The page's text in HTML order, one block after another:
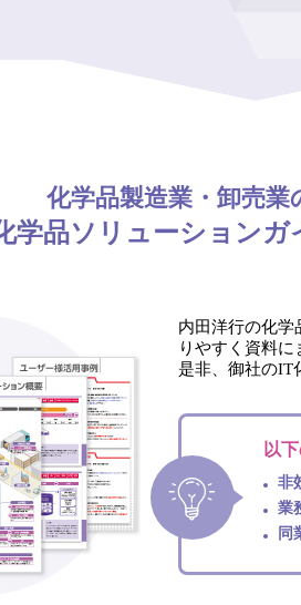
化学品製造業・卸売業
学品ソリューションガ
内田洋行の化学
りやすく資料に
是非、御社のIT
以
非
業
同